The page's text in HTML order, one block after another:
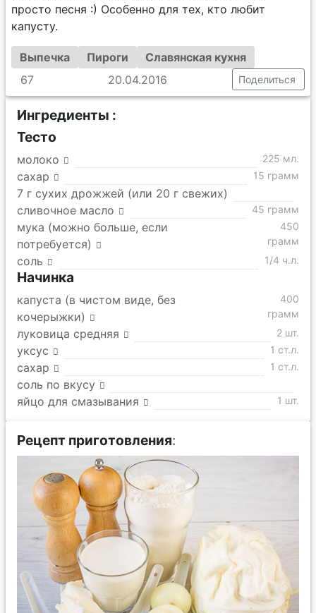
просто песня :) Особенно для тех, кто любит
капусту.
Выпечка Пироги
Славянская кухня
67
20.04.2016 Поделиться
Ингредиенты :
Тесто
молоко 225 мл.
сахар 15 грамм
7 г сухих дрожжей (или 20 г свежих)
сливочное масло
45 грамм
мука (можно больше, если
потребуется)
450
грамм
соль 1/4 ч.л.
Начинка
капуста (в чистом виде, без
кочерыжки)
400
грамм
луковица средняя 2 шт.
уксус 1 ст.л.
сахар 1 ст.л.
соль по вкусу
яйцо для смазывания
1 шт.
Рецепт приготовления: